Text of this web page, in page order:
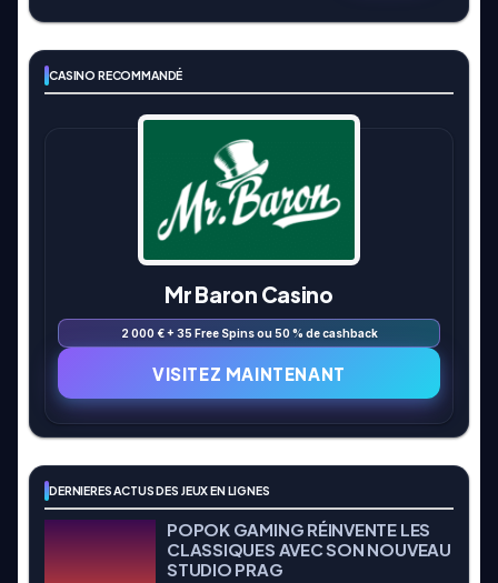
CASINO RECOMMANDÉ
Mr Baron Casino
2 000 € + 35 Free Spins ou 50 % de cashback
VISITEZ MAINTENANT
DERNIERES ACTUS DES JEUX EN LIGNES
POPOK GAMING RÉINVENTE LES
CLASSIQUES AVEC SON NOUVEAU
STUDIO PRAG